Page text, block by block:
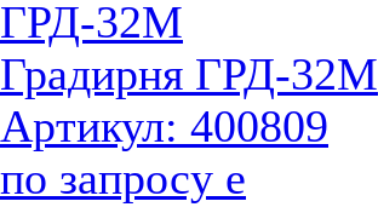
Градирня ГРД-32М
Артикул: 400809
по запросу е